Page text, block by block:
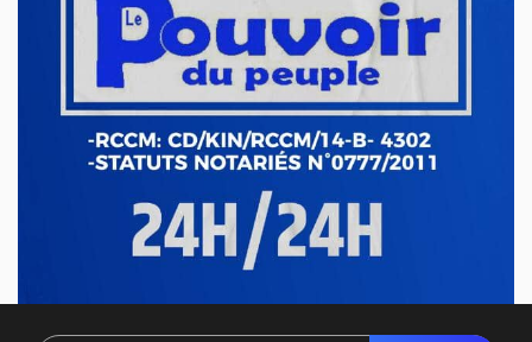
Nord-Kivu : le député Crispin Mbindule dans le
collimateur de l’ANR
Le député national Crispin Mbindule, également président du
conseil d’administration du Cadastre minier, fait l’objet d’un...
Mai 13, 2026